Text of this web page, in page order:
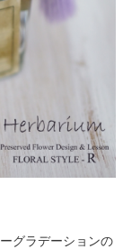
グラデーションの